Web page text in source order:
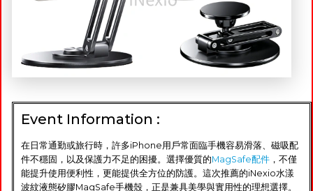
Event Information :
在日常通勤或旅行時，許多iPhone用戶常面臨手機容易滑落、磁吸配
件不穩固，以及保護力不足的困擾。選擇優質的MagSafe配件 ，不僅
能提升使用便利性，更能提供全方位的防護。這次推薦的iNexio水漾
波紋液態矽膠MagSafe手機殼，正是兼具美學與實用性的理想選擇。